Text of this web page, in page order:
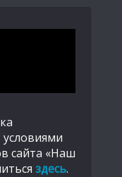
сайта «Наш
здесь.